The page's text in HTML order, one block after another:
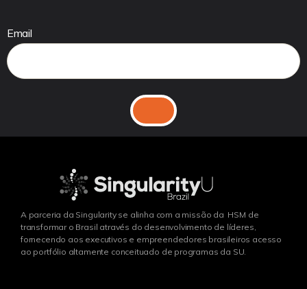
Email
A parceria da Singularity se alinha com a missão da HSM de
transformar o Brasil através do desenvolvimento de líderes,
fornecendo aos executivos e empreendedores brasileiros acesso
ao portfólio altamente conceituado de programas da SU.